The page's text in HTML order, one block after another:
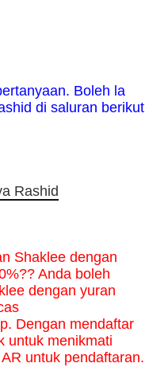
Boleh la
di saluran berikut
Rashid
Shaklee dengan
Anda boleh
dengan yuran
Dengan mendaftar
untuk menikmati
untuk pendaftaran.